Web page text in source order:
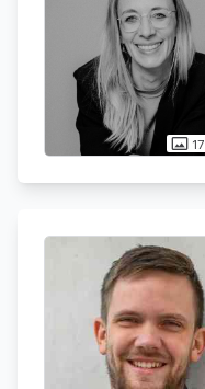
photo_size_select_actual 17